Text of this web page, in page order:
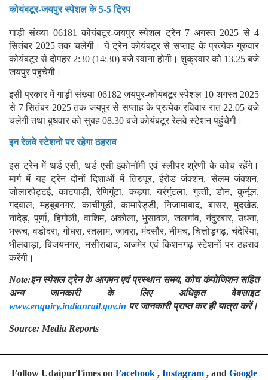
कोयंबटूर-जयपुर स्‍पेशल के 5-5 ट्रिप
गाड़ी संख्‍या 06181 कोयंबटूर-जयपुर स्‍पेशल ट्रेन 7 अगस्‍त 2025 से 4
सितंबर 2025 तक चलेगी। ये ट्रेन कोयंबटूर से सप्ताह के प्रत्येक गुरुवार
कोयंबटूर से दोपहर 2:30 (14:30) बजे रवाना होगी। शुक्रवार को 13.25 बजे
जयपुर पहुंचेगी।
इसी प्रकार में गाड़ी संख्‍या 06182 जयपुर-कोयंबटूर स्‍पेशल 10 अगस्‍त 2025
से 7 सितंबर 2025 तक जयपुर से सप्ताह के प्रत्येक रविवार रात 22.05 बजे
चलेगी तथा बुधवार को सुबह 08.30 बजे कोयंबटूर रेलवे स्‍टेशन पहुंचेगी।
इन रेलवे स्टेशनो पर रहेगा ठहराव
इस ट्रेन में थर्ड एसी, थर्ड एसी इकोनॉमी एवं स्‍लीपर श्रेणी के कोच रहेंगे।
मार्ग में यह ट्रेन दोनों दिशाओं में तिरुपूर, ईरोड जंक्शन, सेलम जंक्शन,
जोलारपेट्टई, काटपाड़ी, रेणिगुंटा, कड़पा, यर्रगुंटला, गुत्‍ती, डोन, कुर्नूल,
गदवाल, महबूबनगर, काचीगुडी, कामारेड्डी, निजामाबाद, बासर, मुदखेड,
नांदेड़, पूर्णा, हिंगोली, वाशिम, अकोला, भुसावल, जलगांव, नंदुरबार, उधना,
भरूच, वडोदरा, गोधरा, रतलाम, जावरा, मंदसौर, नीमच, चित्तोड़गढ़, चंदेरिया,
भीलवाड़ा, बिजयनगर, नसीराबाद, अजमेर एवं किशनगढ़ स्‍टेशनों पर ठहराव
करेंगी।
Note:इन स्पेशल ट्रेन के आगमन एवं प्रस्‍थान समय, कोच कंपोजिशन सहित
अन्य जानकारी के लिए अधिकृत वेबसाइट
www.enquiry.indianrail.gov.in पर जानकारी प्राप्त कर ही यात्रा करें।
Source: Media Reports
Follow UdaipurTimes on Facebook, Instagram, and Google